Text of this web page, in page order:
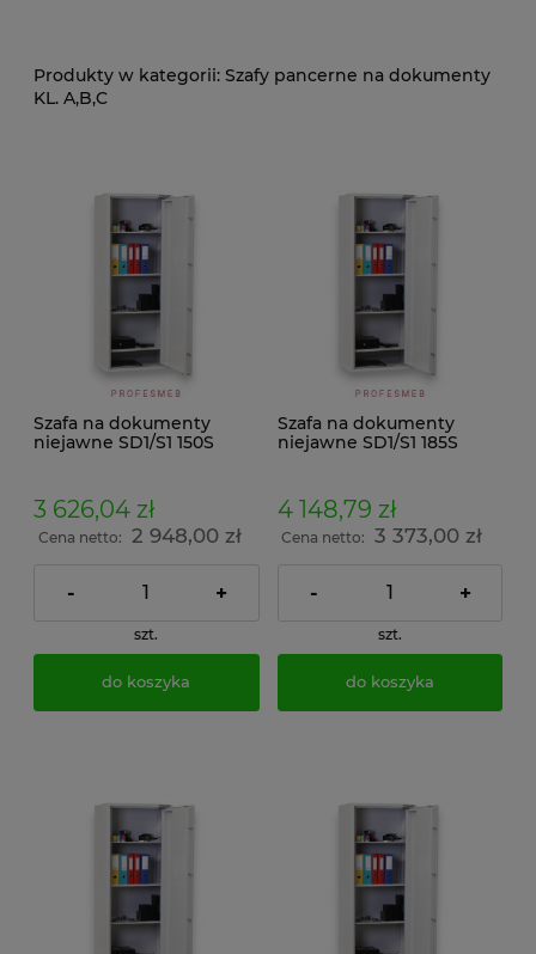
Szafy pancerne na dokumenty
KL. A,B,C
Szafa na dokumenty
niejawne SD1/S1 150S
3 626,04 zł
Cena netto: 2 948,00 zł
- +
szt.
do koszyka
Szafa na dokumenty
niejawne SD1/S1 185S
4 148,79 zł
Cena netto: 3 373,00 zł
- +
szt.
do koszyka